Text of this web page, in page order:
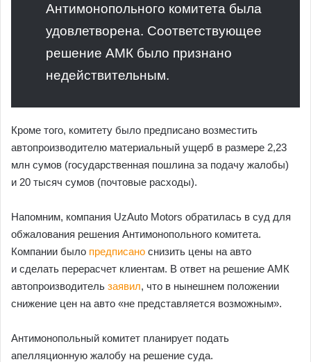
Антимонопольного комитета была
удовлетворена. Соответствующее
решение АМК было признано
недействительным.
Кроме того, комитету было предписано возместить
автопроизводителю материальный ущерб в размере 2,23
млн сумов (государственная пошлина за подачу жалобы)
и 20 тысяч сумов (почтовые расходы).
Напомним, компания UzAuto Motors обратилась в суд для
обжалования решения Антимонопольного комитета.
Компании было предписано снизить цены на авто
и сделать перерасчет клиентам. В ответ на решение АМК
автопроизводитель заявил, что в нынешнем положении
снижение цен на авто «не представляется возможным».
Антимонопольный комитет планирует подать
апелляционную жалобу на решение суда.